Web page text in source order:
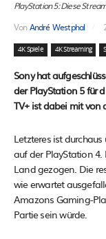
PlayStation 5: Diese
VonAndré Westphal
4K Spiele 4K Streaming
Sony hat
der PlayStation 5 für
TV+ ist dabei mit von
Letzteres ist
auf der PlayStation
Land gezogen. Die
wie erwartet
Amazons Gaming-
Partie sein würde.